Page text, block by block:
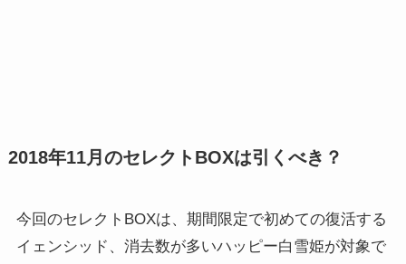
2018年11月のセレクトBOXは引くべき？
今回のセレクトBOXは、期間限定で初めての復活する
イェンシッド、消去数が多いハッピー白雪姫が対象で